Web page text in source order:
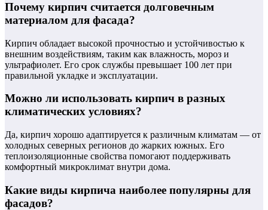
Почему кирпич считается долговечным
материалом для фасада?
Кирпич обладает высокой прочностью и устойчивостью к
внешним воздействиям, таким как влажность, мороз и
ультрафиолет. Его срок службы превышает 100 лет при
правильной укладке и эксплуатации.
Можно ли использовать кирпич в разных
климатических условиях?
Да, кирпич хорошо адаптируется к различным климатам — от
холодных северных регионов до жарких южных. Его
теплоизоляционные свойства помогают поддерживать
комфортный микроклимат внутри дома.
Какие виды кирпича наиболее популярны для
фасадов?